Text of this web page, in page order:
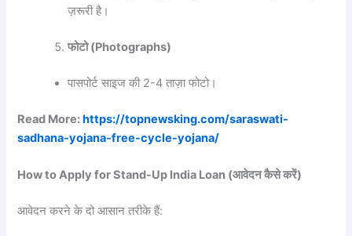
ज़रूरी है।
फोटो (Photographs)
पासपोर्ट साइज की 2-4 ताज़ा फोटो।
Read More:https://topnewsking.com/saraswati-
sadhana-yojana-free-cycle-yojana/
How to Apply for Stand-Up India Loan (आवेदनकैसेकरें)
आवेदन करने के दो आसान तरीके हैं: